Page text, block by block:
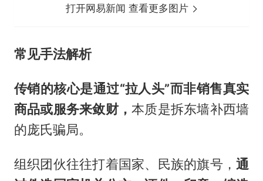
打开网易新闻 查看更多图片
常见手法解析
传销的核心是通过“拉人头”而非销售真实
商品或服务来敛财，本质是拆东墙补西墙
的庞氏骗局。
组织团伙往往打着国家、民族的旗号，通